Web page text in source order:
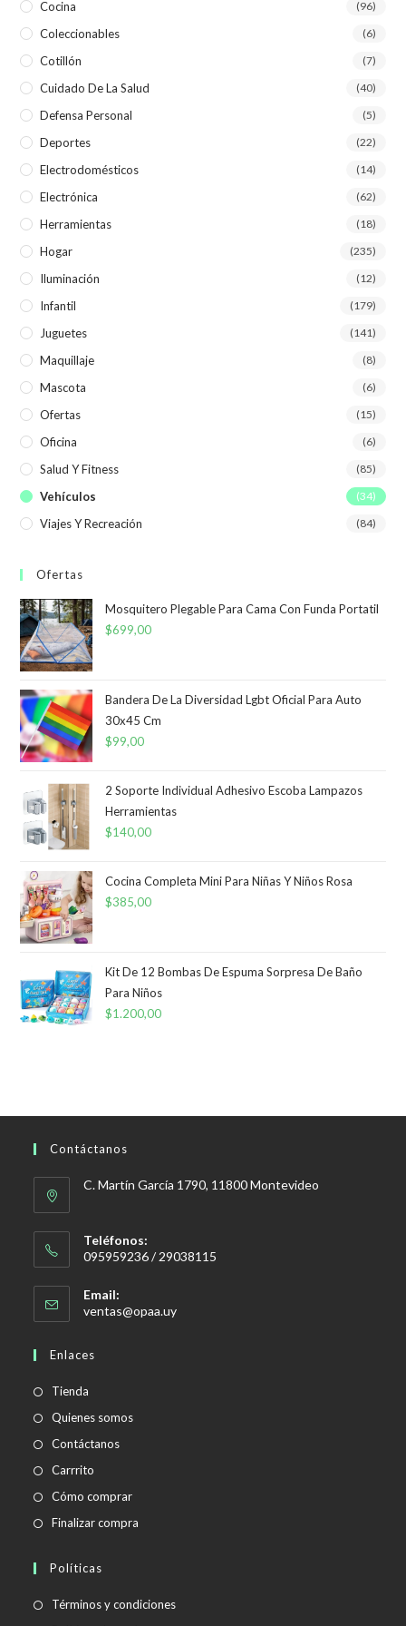
Cocina (96)
Coleccionables (6)
Cotillón (7)
Cuidado De La Salud (40)
Defensa Personal (5)
Deportes (22)
Electrodomésticos (14)
Electrónica (62)
Herramientas (18)
Hogar (235)
Iluminación (12)
Infantil (179)
Juguetes (141)
Maquillaje (8)
Mascota (6)
Ofertas (15)
Oficina (6)
Salud Y Fitness (85)
Vehículos (34)
Viajes Y Recreación (84)
Ofertas
Mosquitero Plegable Para Cama Con Funda Portatil
$699,00
Bandera De La Diversidad Lgbt Oficial Para Auto
30x45 Cm
$99,00
2 Soporte Individual Adhesivo Escoba Lampazos
Herramientas
$140,00
Cocina Completa Mini Para Niñas Y Niños Rosa
$385,00
Kit De 12 Bombas De Espuma Sorpresa De Baño
Para Niños
$1.200,00
Contáctanos
C. Martín García 1790, 11800 Montevideo
Teléfonos:
095959236 / 29038115
Email:
ventas@opaa.uySe
Enlaces
Tienda
Quienes somos
Contáctanos
Carrrito
Cómo comprar
Finalizar compra
Políticas
Términos y condicionesSe